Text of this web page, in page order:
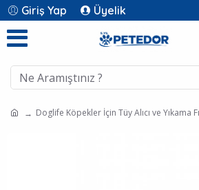
Giriş Yap Üyelik
Doglife Köpekler İçin Tüy Alıcı ve Yıkama